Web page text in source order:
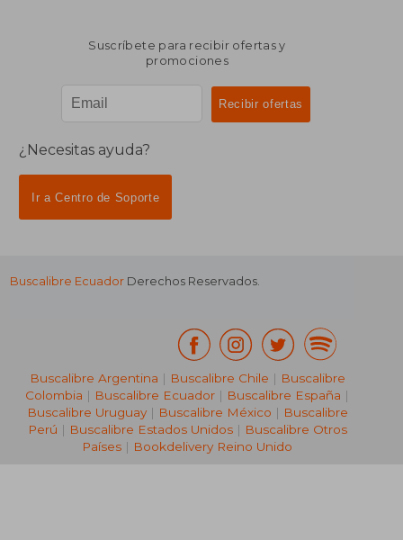
Suscríbete para recibir ofertas y
promociones
¿Necesitas ayuda?
Ir a Centro de Soporte
Buscalibre Ecuador Derechos Reservados.
Buscalibre Argentina | Buscalibre Chile | Buscalibre
Colombia | Buscalibre Ecuador | Buscalibre España |
Buscalibre Uruguay| Buscalibre México | Buscalibre
Perú | Buscalibre Estados Unidos| Buscalibre Otros
Países | Bookdelivery Reino Unido